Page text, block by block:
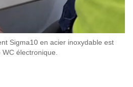
Sigma10 en acier inoxydable est
électronique.